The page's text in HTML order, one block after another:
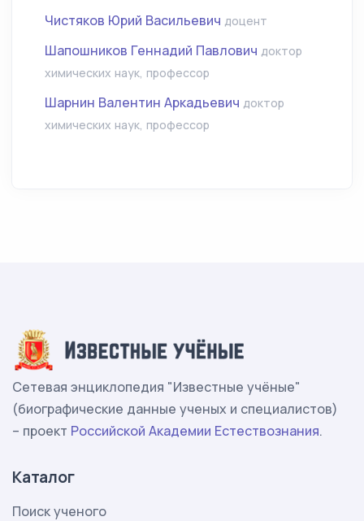
Чистяков Юрий Васильевич доцент
Шапошников Геннадий Павлович доктор
химических наук, профессор
Шарнин Валентин Аркадьевич доктор
химических наук, профессор
Сетевая энциклопедия "Известные учёные"
(биографические данные ученых и специалистов)
– проект Российской Академии Естествознания.
Каталог
Поиск ученого